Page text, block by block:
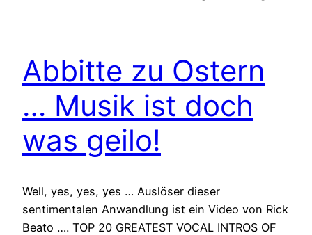
Abbitte zu Ostern
… Musik ist doch
was geilo!
Well, yes, yes, yes … Auslöser dieser
sentimentalen Anwandlung ist ein Video von Rick
Beato …. TOP 20 GREATEST VOCAL INTROS OF